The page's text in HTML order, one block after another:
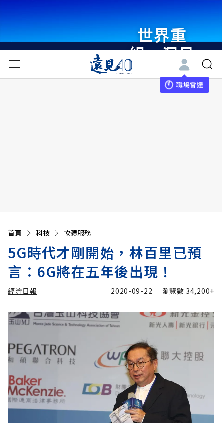
世界重
組・洞見
未來 與
世界領袖
職場雷達
首頁 科技 軟體服務
5G時代才剛開始，林百里已預
言：6G將在五年後出現！
經濟日報 2020-09-22 瀏覽數 34,200+